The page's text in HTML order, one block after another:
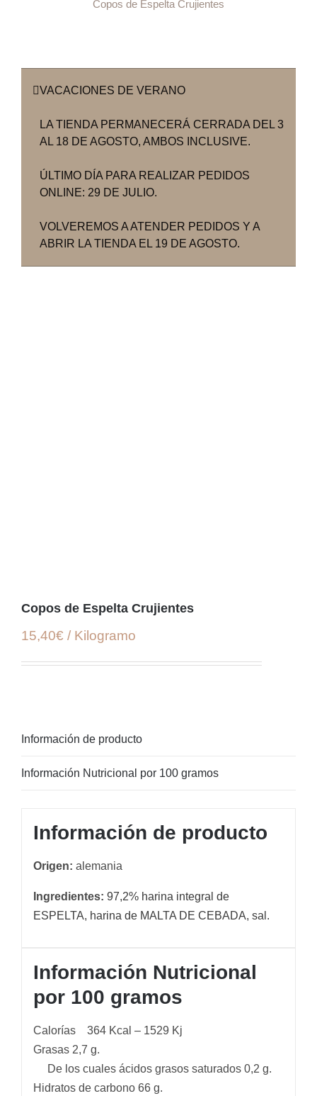
Copos de Espelta Crujientes
VACACIONES DE VERANO
LA TIENDA PERMANECERÁ CERRADA DEL 3
AL 18 DE AGOSTO, AMBOS INCLUSIVE.
ÚLTIMO DÍA PARA REALIZAR PEDIDOS
ONLINE: 29 DE JULIO.
VOLVEREMOS A ATENDER PEDIDOS Y A
ABRIR LA TIENDA EL 19 DE AGOSTO.
Copos de Espelta Crujientes
15,40€ / Kilogramo
Información de producto
Información Nutricional por 100 gramos
Información de producto
Origen: alemania
Ingredientes: 97,2% harina integral de
ESPELTA, harina de MALTA DE CEBADA, sal.
Información Nutricional
por 100 gramos
Calorías 364 Kcal – 1529 Kj
Grasas 2,7 g.
De los cuales ácidos grasos saturados 0,2 g.
Hidratos de carbono 66 g.